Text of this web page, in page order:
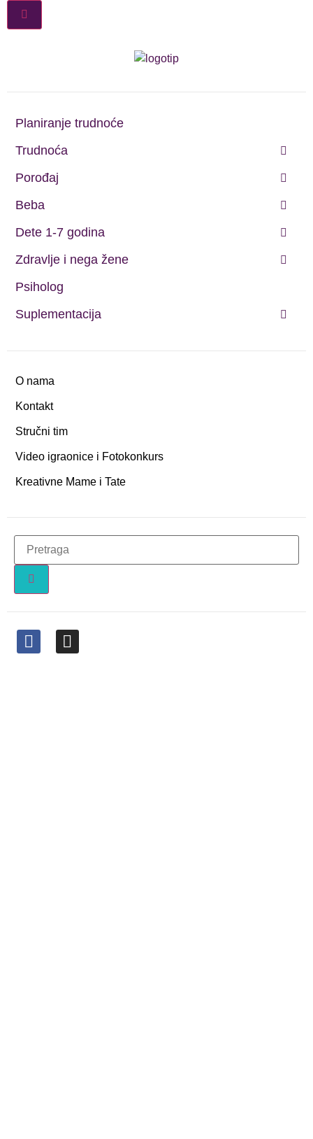
Planiranje trudnoće
Trudnoća
Porođaj
Beba
Dete 1-7 godina
Zdravlje i nega žene
Psiholog
Suplementacija
O nama
Kontakt
Stručni tim
Video igraonice i Fotokonkurs
Kreativne Mame i Tate